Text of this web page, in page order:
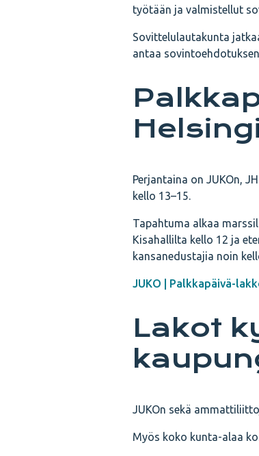
työtään ja valmistellut
Sovittelulautakunta
antaa
Perjantaina on JUKOn,
kello 13–15.
Tapahtuma alkaa
Kisahallilta kello 12 ja
kansanedustajia noin
JUKO | Palkkapäivä-
Lakot
JUKOn sekä
Myös koko kunta-alaa